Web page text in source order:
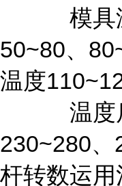
模具温
50~80、
温度
温度后
230~280、
杆转数运